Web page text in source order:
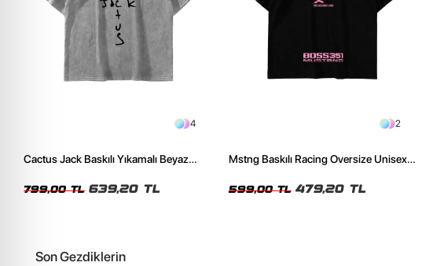
4
Cactus Jack Baskılı Yıkamalı Beyaz
799,00 TL 639,20 TL
2
Mstng Baskılı Racing Oversize Unisex
599,00 TL 479,20 TL
Son Gezdiklerin